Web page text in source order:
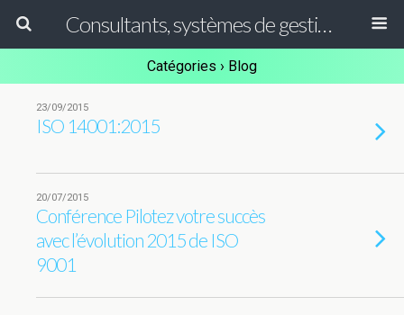
Consultants, systèmes de gestion ISO, HACCP et GFSI
Catégories › Blog
23/09/2015
ISO 14001:2015
20/07/2015
Conférence Pilotez votre succès
avec l’évolution 2015 de ISO
9001